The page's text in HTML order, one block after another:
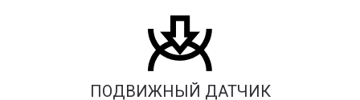
ПОДВИЖНЫЙ ДАТЧИК